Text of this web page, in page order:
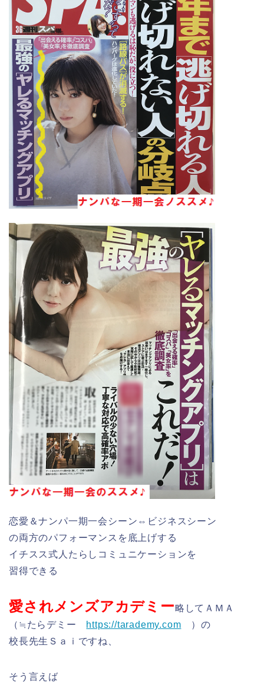
恋愛＆ナンパ一期一会シーン⇔ビジネスシーン
の両方のパフォーマンスを底上げする
イチスス式人たらしコミュニケーションを
習得できる
愛されメンズアカデミー略してＡＭＡ
（≒たらデミー https://tarademy.com ）の
校長先生Ｓａｉですね、
そう言えば